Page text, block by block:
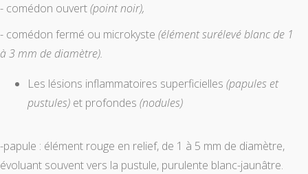
- comédon ouvert(point noir),
- comédon fermé ou microkyste (élément surélevé blanc de 1
à 3 mm de diamètre).
Les lésions inflammatoires superficielles (papules et
pustules) et profondes (nodules)
-papule : élément rouge en relief, de 1 à 5 mm de diamètre,
évoluant souvent vers la pustule, purulente blanc-jaunâtre.